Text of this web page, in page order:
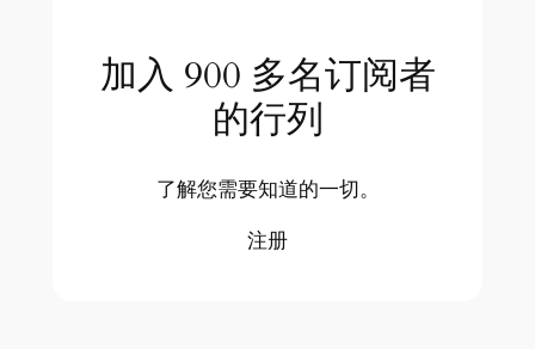
加入 900 多名订阅者
的行列
了解您需要知道的一切。
注册